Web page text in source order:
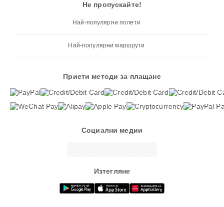
Не пропускайте!
Най-популярни полети
Най-популярни маршрути
Приети методи за плащане
Социални медии
Изтегляне